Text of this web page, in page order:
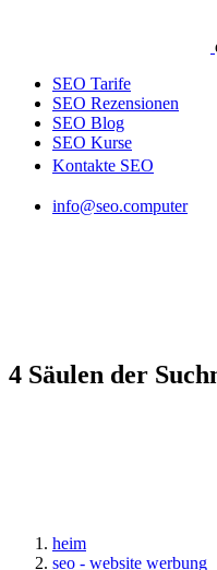
SEO Tarife
SEO Rezensionen
SEO Blog
SEO Kurse
Kontakte SEO
info@seo.computer
4 Säulen der
heim
seo - website werbung